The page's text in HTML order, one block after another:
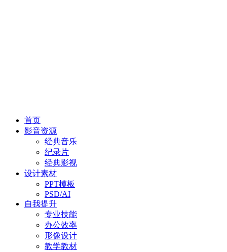
首页
影音资源
经典音乐
纪录片
经典影视
设计素材
PPT模板
PSD/AI
自我提升
专业技能
办公效率
形像设计
教学教材